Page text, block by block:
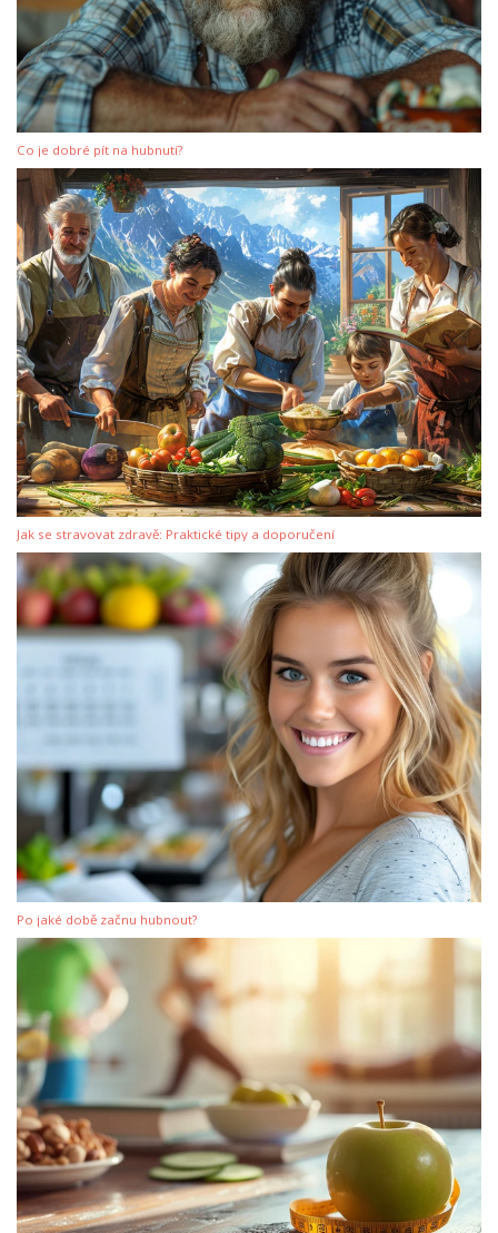
Co je dobré pít na hubnutí?
Jak se stravovat zdravě: Praktické tipy a doporučení
Po jaké době začnu hubnout?